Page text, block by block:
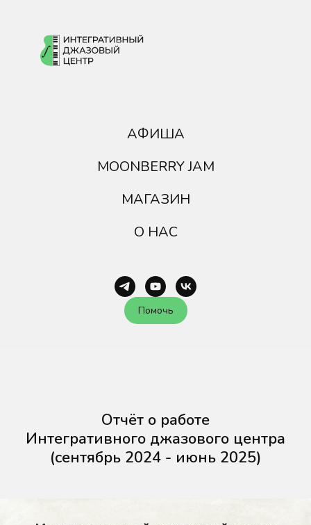
АФИША
MOONBERRY JAM
МАГАЗИН
О НАС
Помочь
Отчёт о работе
Интегративного джазового центра
(сентябрь 2024 - июнь 2025)